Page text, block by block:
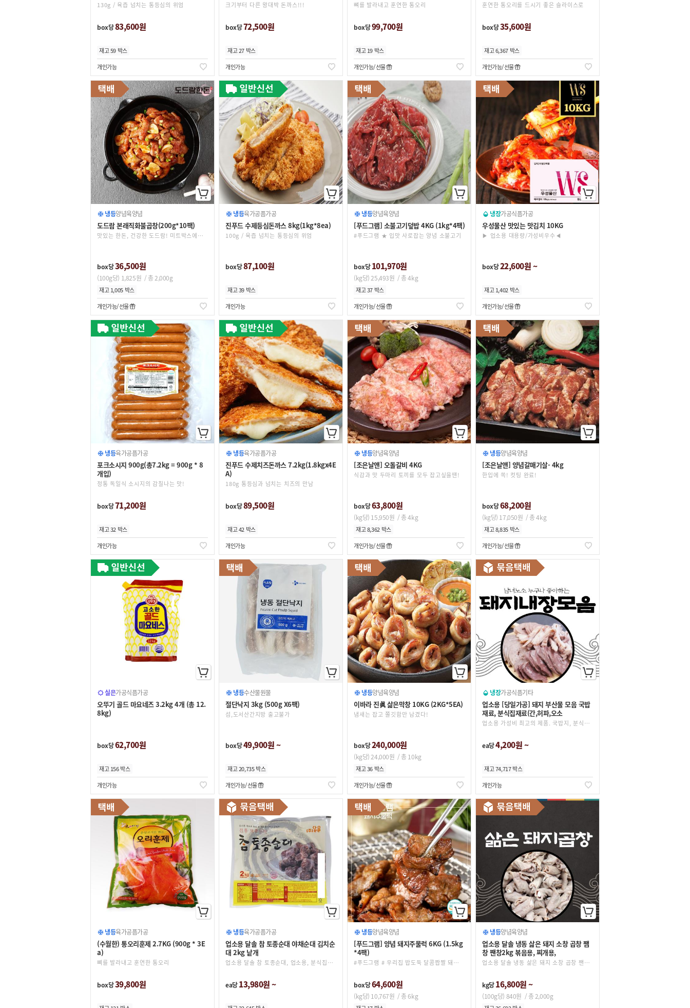
130g / 육즙 넘치는 통등심의 위엄
box당83,600원
재고 59 박스
개인가능
크기부터 다른 왕대박 돈까스!!!
box당72,500원
재고 27 박스
개인가능
뼈를 발라내고 훈연한 통오리
box당99,700원
재고 19 박스
개인가능 선물
훈연한 통오리를 드시기 좋은 슬라이스로
box당35,600원
재고 6,367 박스
개인가능 선물
냉동양념육양념
도드람 본래직화불곱창(200g*10팩)
맛있는 한돈, 건강한 도드람! 미트박스에서 합리적인 가격으로 만나보세요.
box당36,500원
(100g당) 1,825원 / 총 2,000g
재고 1,005 박스
개인가능 선물
냉동육가공품가공
진푸드 수제등심돈까스 8kg(1kg*8ea)
100g / 육즙 넘치는 통등심의 위엄
box당87,100원
재고 39 박스
개인가능
냉동양념육양념
[푸드그램] 소불고기덮밥 4KG (1kg*4팩)
#푸드그램 ★ 입맛 사로잡는 양념 소불고기
box당101,970원
(kg당) 25,493원 / 총 4kg
재고 37 박스
개인가능 선물
냉장가공식품가공
우성물산 맛있는 맛김치 10KG
▶ 업소용 대용량/가성비우수◀
box당22,600원 ~
재고 1,402 박스
개인가능 선물
냉동육가공품가공
포크소시지 900g(총7.2kg = 900g * 8
개입)
정통 독일식 소시지의 감칠나는 맛!
box당71,200원
재고 32 박스
개인가능
냉동육가공품가공
진푸드 수제치즈돈까스 7.2kg(1.8kgx4E
A)
180g 통등심과 넘치는 치즈의 만남
box당89,500원
재고 42 박스
개인가능
냉동양념육양념
[조은날앤] 오돌갈비 4KG
식감과 맛 두마리 토끼를 모두 잡고싶을땐!
box당63,800원
(kg당) 15,950원 / 총 4kg
재고 8,362 박스
개인가능 선물
냉동양념육양념
[조은날앤] 양념갈매기살- 4kg
한입에 쏙! 컷팅 완료!
box당68,200원
(kg당) 17,050원 / 총 4kg
재고 8,835 박스
개인가능 선물
실온가공식품가공
오뚜기 골드 마요네즈 3.2kg 4개 (총 12.
8kg)
box당62,700원
재고 156 박스
개인가능
냉동수산물원물
절단낙지 3kg (500g X6팩)
섬,도서산간지방 출고불가
box당49,900원 ~
재고 20,735 박스
개인가능 선물
냉동양념육양념
이바라 진眞 삶은막창 10KG (2KG*5EA)
냄새는 잡고 쫄깃함만 남겼다!
box당240,000원
(kg당) 24,000원 / 총 10kg
재고 36 박스
개인가능 선물
냉장가공식품기타
업소용 [당일가공] 돼지 부산물 모음 국밥
재료, 분식집재료(간,허파,오소
업소용 가성비 최고의 제품. 국밥지, 분식, 볶음요리 안성맞춤
ea당4,200원 ~
재고 74,717 박스
개인가능
냉동육가공품가공
(수월한) 통오리훈제 2.7KG (900g * 3E
a)
뼈를 발라내고 훈연한 통오리
box당39,800원
냉동육가공품가공
업소용 달솔 참 토종순대 야채순대 김치순
대 2kg 낱개
업소용 달솔 참 토종순대, 업소용, 분식집, 국밥집, 레시피 기재, 순대국밥용
ea당13,980원 ~
냉동양념육양념
[푸드그램] 양념 돼지주물럭 6KG (1.5kg
*4팩)
#푸드그램 # 우리집 밥도둑 달콤짭짤 돼지주물럭
box당64,600원
(kg당) 10,767원 / 총 6kg
냉동양념육양념
업소용 달솔 냉동 삶은 돼지 소창 곱창 쨈
창 짼창2kg 볶음용, 찌개용,
업소용 달솔 냉동 삶은 돼지 소창 곱창 짼창 쨈창 2kg 볶음용, 찌개용, 국거리용
kg당16,800원 ~
(100g당) 840원 / 총 2,000g